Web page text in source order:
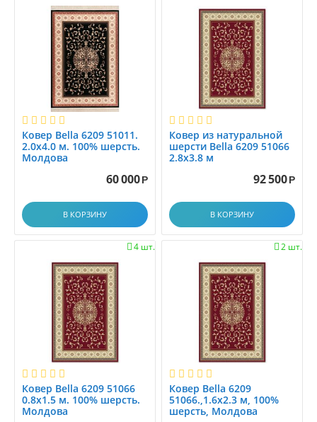
1.2x4.0
1.2x4.5
1.2x5.0
1.2x5.5
1.2x6.0
1.30x1.60
1.33x1.7
1.33x2.00
1.35x1.95
1.3x3.0
1.40x2.00
1.45x2.0
1.45x2.5
1.4x1.4
1.4x1.5
1.4x1.9
1.4x17.9
1.4x2
1.4x2.0
1.4x2.1
Ковер Bella 6209 51011.
2.0x4.0 м. 100% шерсть.
Молдова
60 000 Р
В КОРЗИНУ
Ковер из натуральной
шерсти Bella 6209 51066
2.8x3.8 м
92 500 Р
В КОРЗИНУ
4 шт.

Ковер Bella 6209 51066
0.8x1.5 м. 100% шерсть.
Молдова
2 шт.

Ковер Bella 6209
51066.,1.6x2.3 м, 100%
шерсть, Молдова